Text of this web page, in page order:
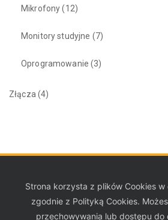
Mikrofony(12)
Monitory studyjne (7)
Oprogramowanie (3)
Złącza(4)
Strona korzysta z plików Cookies w
zgodnie z Polityką Cookies.
przechowywania lub dostępu do